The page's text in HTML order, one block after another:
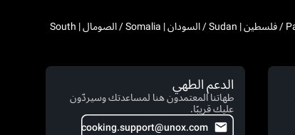
Algeria / الجزائر | Djibouti / جيبوتي | Egypt / مصر | Western Sahara / الصحراء الغربية | Libya / ليبيا | Morocco / المغرب | Mauritania / موريتانيا | Palestine / فلسطين | Sudan / السودان | Somalia / الصومال | South
الدعم الطهي
طهاتنا المعتمدون هنا لمساعدتك وسيردّون
عليك قريبًا.
cooking.support@unox.com